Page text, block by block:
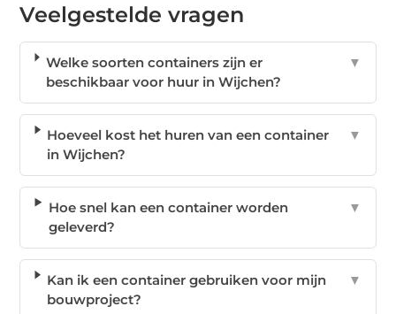
Veelgestelde vragen
Welke soorten containers zijn er
beschikbaar voor huur in Wijchen?
▼
Hoeveel kost het huren van een container
in Wijchen?
▼
Hoe snel kan een container worden
geleverd?
▼
Kan ik een container gebruiken voor mijn
bouwproject?
▼